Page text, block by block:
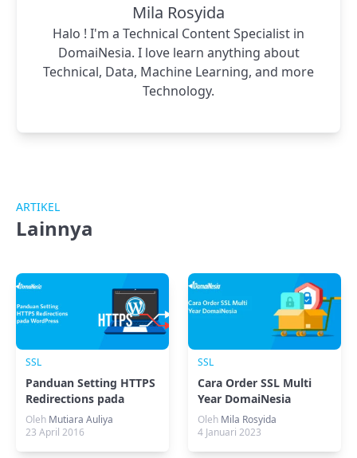
Mila Rosyida
Halo ! I'm a Technical Content Specialist in
DomaiNesia. I love learn anything about
Technical, Data, Machine Learning, and more
Technology.
ARTIKEL
Lainnya
SSL
Panduan Setting HTTPS
Redirections pada
WordPress
Oleh Mutiara Auliya
23 April 2016
SSL
Cara Order SSL Multi
Year DomaiNesia
Oleh Mila Rosyida
4 Januari 2023